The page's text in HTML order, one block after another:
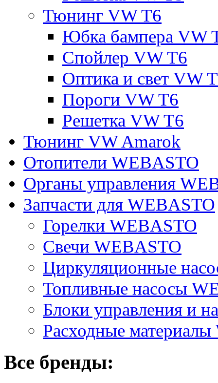
Тюнинг VW T6
Юбка бампера VW
Спойлер VW T6
Оптика и свет VW
Пороги VW T6
Решетка VW T6
Тюнинг VW Amarok
Отопители WEBASTO
Органы управления
Запчасти для WEBASTO
Горелки WEBASTO
Свечи WEBASTO
Циркуляционные
Топливные насосы
Блоки управления и
Расходные
Все бренды: